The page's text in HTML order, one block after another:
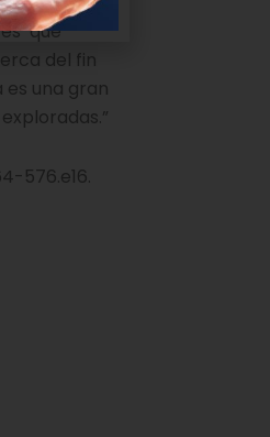
que
del fin
una gran
576.e16.